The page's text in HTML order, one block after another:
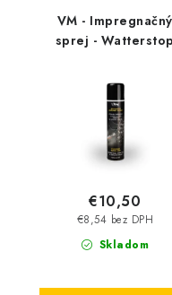
VM - Impregnačný
sprej - Watterstop
Skladom
€8,54 bez DPH
€10,50